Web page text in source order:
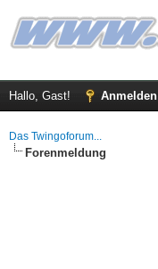
Hallo, Gast! Anmelden
Das Twingoforum...
Forenmeldung